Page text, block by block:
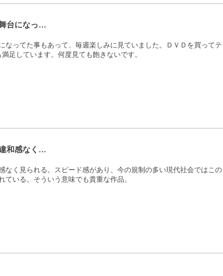
台になっ…
なってた事もあって、毎週楽しみに見ていました。ＤＶＤを買ってテ
足しています。何度見ても飽きないです。
和感なく…
なく見られる。スピード感があり、今の規制の多い現代社会ではこの
ている。そういう意味でも貴重な作品。